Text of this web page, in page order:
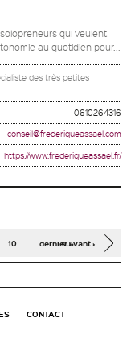
qui veulent
au quotidien pour...
des très petites
0610264316
conseil@frederiqueassael.com
https://www.frederiqueassael.fr/
10 suivant ›
dernier »
CONTACT